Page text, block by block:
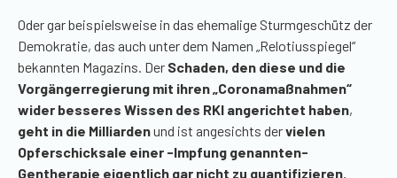
Oder gar beispielsweise in das ehemalige Sturmgeschütz der
Demokratie, das auch unter dem Namen „ Relotiusspiegel“
bekannten Magazins. Der Schaden, den diese und die
Vorgängerregierung mit ihren „Coronamaßnahmen“
wider besseres Wissen des RKI angerichtet haben,
geht in die Milliardenund ist angesichts dervielen
Opferschicksale einer -Impfung genannten-
Gentherapie eigentlich gar nicht zu quantifizieren.